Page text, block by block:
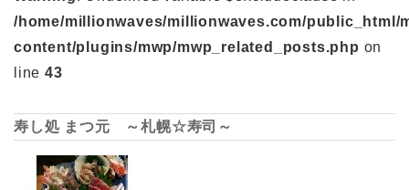
/home/millionwaves/millionwaves.com/public_html/
content/plugins/mwp/mwp_related_posts.php on
line 43
寿し処 まつ元 ～札幌☆寿司～